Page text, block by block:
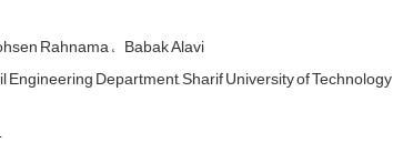
Rahnama Babak Alavi
Engineering Department, Sharif University of Technology